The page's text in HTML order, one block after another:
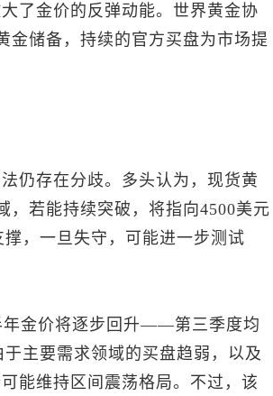
了金价的反弹动能。世界黄金协
金储备，持续的官方买盘为市场提
仍存在分歧。多头认为， 现货黄
，若能持续突破，将指向4500美元
，一旦失守，可能进一步测试
年金价将逐步回升——第三季度均
主要需求领域的买盘趋弱，以及
能维持区间震荡格局。不过，该